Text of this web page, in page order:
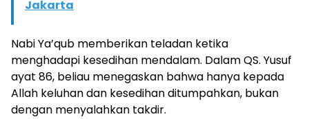
Jakarta
Nabi Ya’qub memberikan teladan ketika
menghadapi kesedihan mendalam. Dalam QS. Yusuf
ayat 86, beliau menegaskan bahwa hanya kepada
Allah keluhan dan kesedihan ditumpahkan, bukan
dengan menyalahkan takdir.